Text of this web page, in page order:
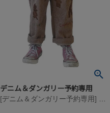
デニム＆ダンガリー予約専用